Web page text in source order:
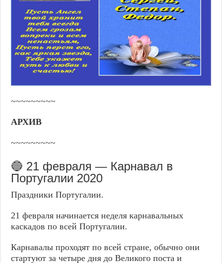
~~~~~~~~~
АРХИВ
~~~~~~~~~
🔵 21 февраля — Карнавал в
Португалии 2020
Праздники Португалии.
21 февраля начинается неделя карнавальных
каскадов по всей Португалии.
Карнавалы проходят по всей стране, обычно они
стартуют за четыре дня до Великого поста и